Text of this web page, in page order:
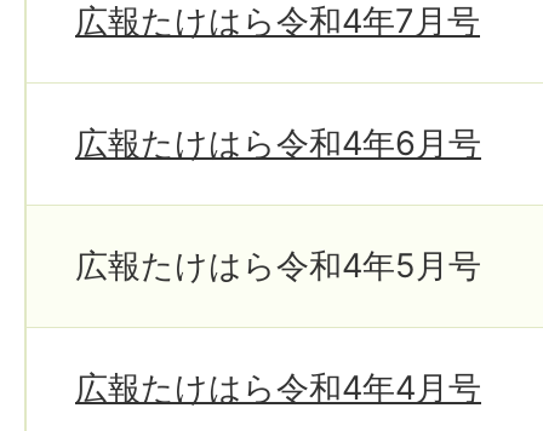
広報たけはら令和4年7月号
広報たけはら令和4年6月号
広報たけはら令和4年5月号
広報たけはら令和4年4月号